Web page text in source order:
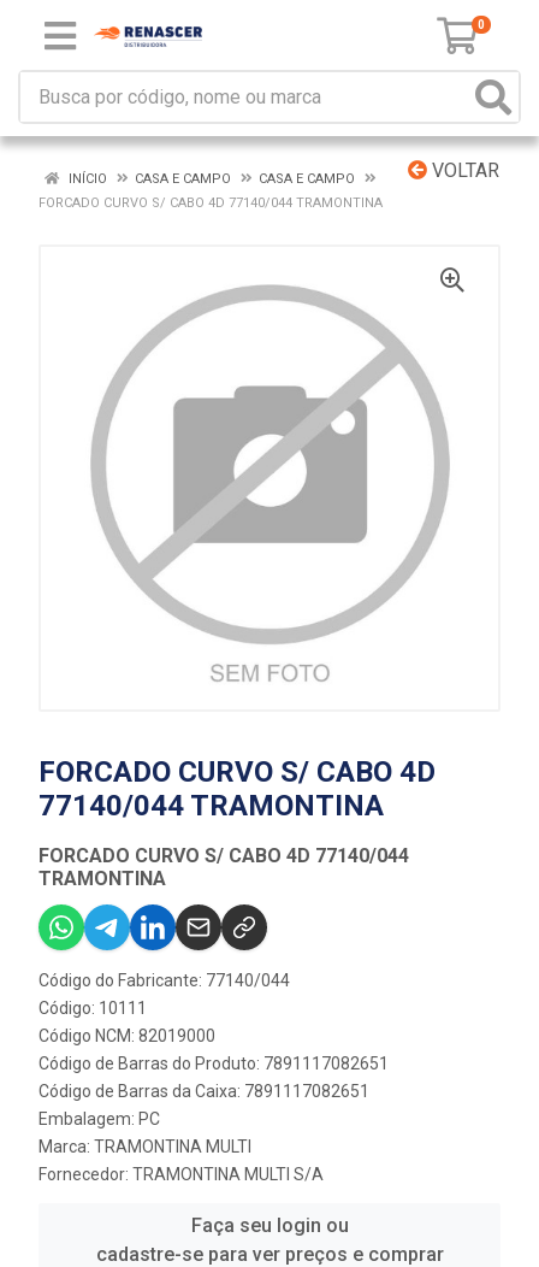
0
VOLTAR
INÍCIO CASA E CAMPO
CASA E CAMPO
FORCADO CURVO S/ CABO 4D 77140/044 TRAMONTINA
FORCADO CURVO S/ CABO 4D
77140/044 TRAMONTINA
FORCADO CURVO S/ CABO 4D 77140/044
TRAMONTINA
Código do Fabricante: 77140/044
Código: 10111
Código NCM: 82019000
Código de Barras do Produto: 7891117082651
Código de Barras da Caixa: 7891117082651
Embalagem: PC
Marca: TRAMONTINA MULTI
Fornecedor: TRAMONTINA MULTI S/A
Faça seu login ou
cadastre-se para ver preços e comprar